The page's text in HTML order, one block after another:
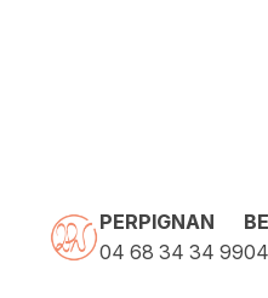
PERPIGNAN
04 68 34 34 99